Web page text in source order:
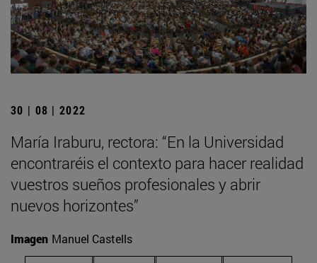
30 | 08 | 2022
María Iraburu, rectora: “En la Universidad
encontraréis el contexto para hacer realidad
vuestros sueños profesionales y abrir
nuevos horizontes”
Imagen Manuel Castells